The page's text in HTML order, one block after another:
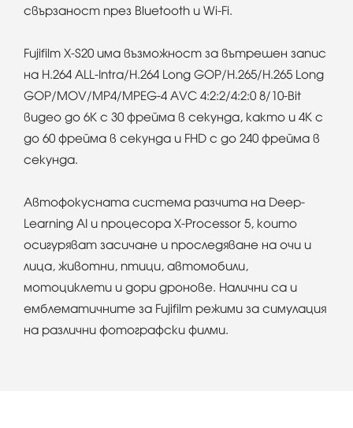
свързаност през Bluetooth и Wi-Fi.
Fujifilm X-S20 има възможност за вътрешен запис
на H.264 ALL-Intra/H.264 Long GOP/H.265/H.265 Long
GOP/MOV/MP4/MPEG-4 AVC 4:2:2/4:2:0 8/10-Bit
видео до 6K с 30 фрейма в секунда, както и 4K с
до 60 фрейма в секунда и FHD с до 240 фрейма в
секунда.
Автофокусната система разчита на Deep-
Learning AI и процесора X-Processor 5, които
осигуряват засичане и проследяване на очи и
лица, животни, птици, автомобили,
мотоциклети и дори дронове. Налични са и
емблематичните за Fujifilm режими за симулация
на различни фотографски филми.